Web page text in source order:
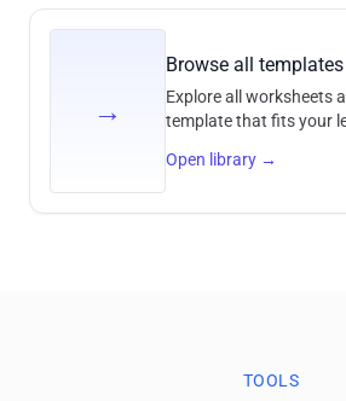
→
Browse all templates
Explore all worksheets
template that fits your
Open library →
TOOLS